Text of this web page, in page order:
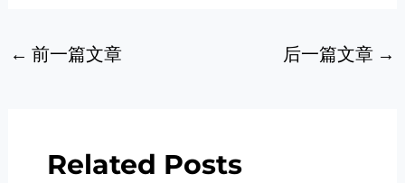
← 前一篇文章 后一篇文章 →
Related Posts